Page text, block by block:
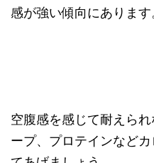
感が強い傾向にあります
空腹感を感じて耐えら
ープ、プロテインなど